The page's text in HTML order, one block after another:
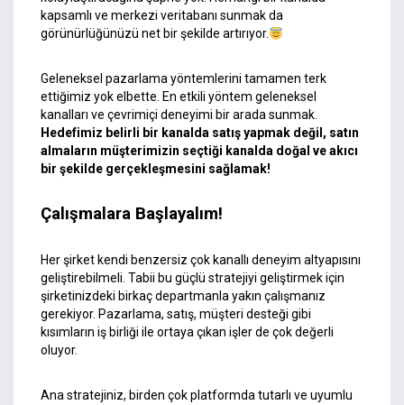
kapsamlı ve merkezi veritabanı sunmak da
görünürlüğünüzü net bir şekilde artırıyor.
Geleneksel pazarlama yöntemlerini tamamen terk
ettiğimiz yok elbette. En etkili yöntem geleneksel
kanalları ve çevrimiçi deneyimi bir arada sunmak.
Hedefimiz belirli bir kanalda satış yapmak değil, satın
almaların müşterimizin seçtiği kanalda doğal ve akıcı
bir şekilde gerçekleşmesini sağlamak!
Çalışmalara Başlayalım!
Her şirket kendi benzersiz çok kanallı deneyim altyapısını
geliştirebilmeli. Tabii bu güçlü stratejiyi geliştirmek için
şirketinizdeki birkaç departmanla yakın çalışmanız
gerekiyor. Pazarlama, satış, müşteri desteği gibi
kısımların iş birliği ile ortaya çıkan işler de çok değerli
oluyor.
Ana stratejiniz, birden çok platformda tutarlı ve uyumlu